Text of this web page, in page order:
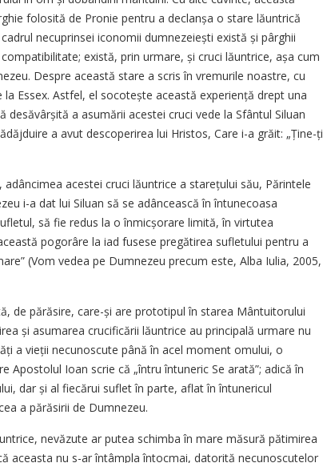
folosită de Pronie pentru a de­clanșa o stare lăuntrică
necuprinsei iconomii dumnezeiești există și pârghii
există, prin urmare, și cruci lăuntrice, așa cum
Despre această stare a scris în vremurile noastre, cu
Essex. Astfel, el socotește această experiență drept una
a asumării acestei cruci vede la Sfântul Siluan
a avut descoperirea lui Hristos, Care i-a grăit: „Ține-ți
acestei cruci lăuntrice a starețului său, Părintele
i-a dat lui Siluan să se adâncească în întunecoasa
să fie redus la o înmicșorare limită, în virtutea
pogorâre la iad fusese pregătirea sufletului pentru a
(Vom vedea pe Dumnezeu precum este, Alba Iulia, 2005,
de părăsire, care-și are prototipul în starea Mântuitorului
și asumarea crucificării lăuntrice au principală urmare nu
a vieții necunoscute până în acel moment omului, o
Apostolul Ioan scrie că „întru întuneric Se arată”; adică în
dar și al fiecărui suflet în parte, aflat în întunericul
a părăsirii de Dumnezeu.
nevăzute ar putea schimba în mare măsură pătimirea
aceasta nu s-ar întâmpla întocmai, datorită necunoscutelor